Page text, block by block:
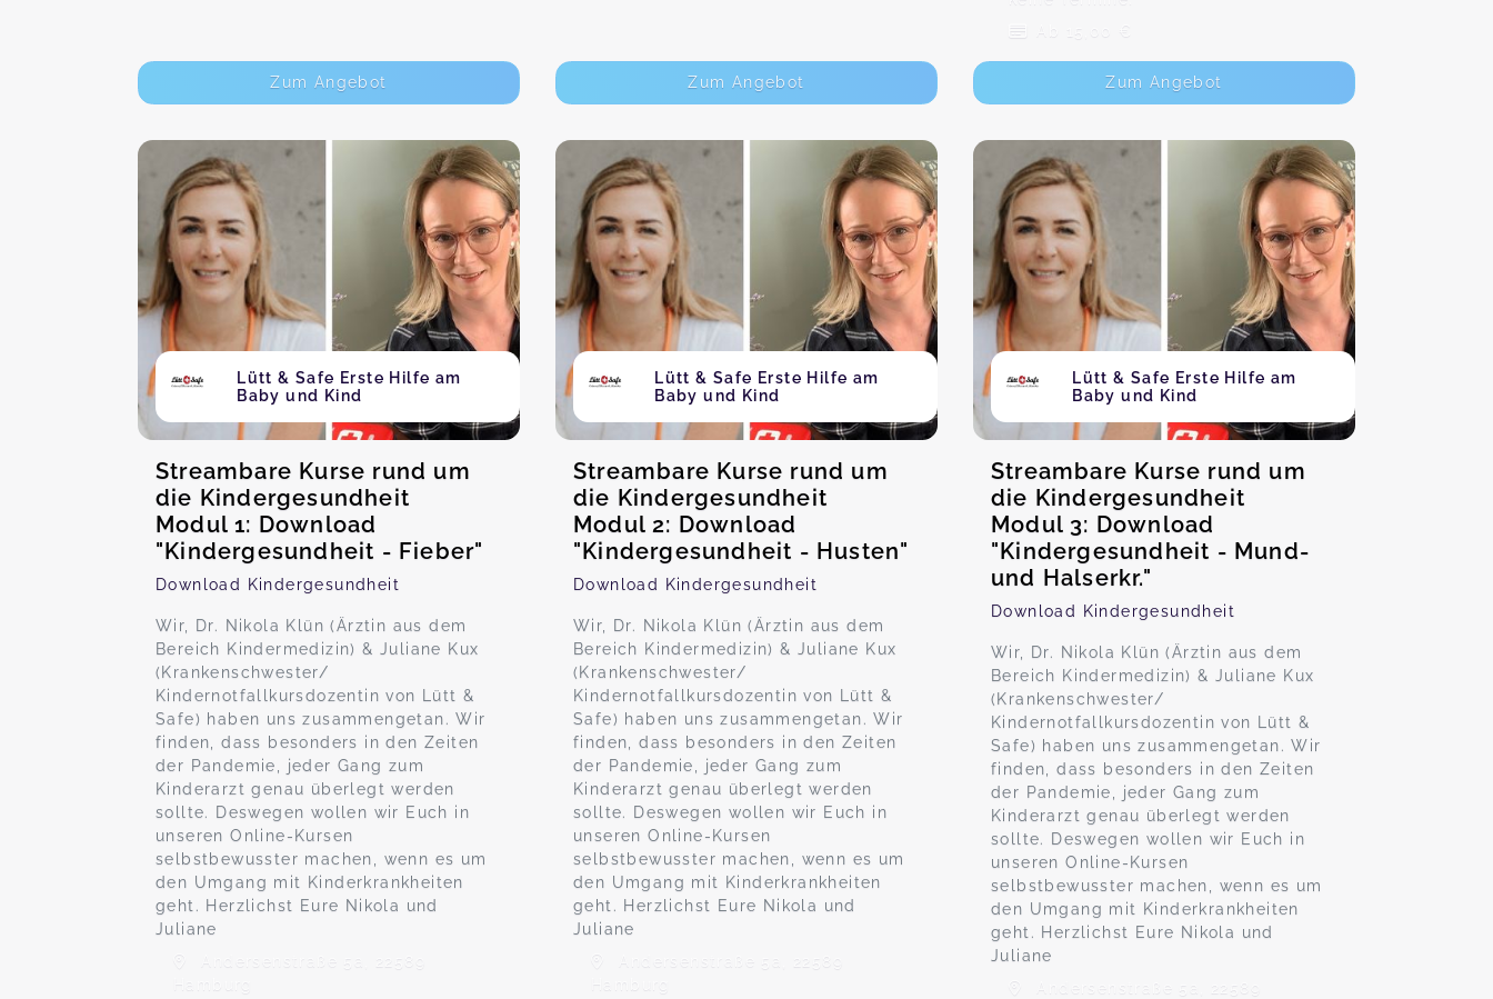
Zum Angebot Zum Angebot
Ab 15,00 €
Zum Angebot
Lütt & Safe Erste Hilfe am
Baby und Kind
Streambare Kurse rund um
die Kindergesundheit
Modul 1: Download
"Kindergesundheit - Fieber"
Download Kindergesundheit
Wir, Dr. Nikola Klün (Ärztin aus dem
Bereich Kindermedizin) & Juliane Kux
(Krankenschwester/
Kindernotfallkursdozentin von Lütt &
Safe) haben uns zusammengetan. Wir
finden, dass besonders in den Zeiten
der Pandemie, jeder Gang zum
Kinderarzt genau überlegt werden
sollte. Deswegen wollen wir Euch in
unseren Online-Kursen
selbstbewusster machen, wenn es um
den Umgang mit Kinderkrankheiten
geht. Herzlichst Eure Nikola und
Juliane
Andersenstraße 5a, 22589
Hamburg
Lütt & Safe Erste Hilfe am
Baby und Kind
Streambare Kurse rund um
die Kindergesundheit
Modul 2: Download
"Kindergesundheit - Husten"
Download Kindergesundheit
Wir, Dr. Nikola Klün (Ärztin aus dem
Bereich Kindermedizin) & Juliane Kux
(Krankenschwester/
Kindernotfallkursdozentin von Lütt &
Safe) haben uns zusammengetan. Wir
finden, dass besonders in den Zeiten
der Pandemie, jeder Gang zum
Kinderarzt genau überlegt werden
sollte. Deswegen wollen wir Euch in
unseren Online-Kursen
selbstbewusster machen, wenn es um
den Umgang mit Kinderkrankheiten
geht. Herzlichst Eure Nikola und
Juliane
Andersenstraße 5a, 22589
Hamburg
Lütt & Safe Erste Hilfe am
Baby und Kind
Streambare Kurse rund um
die Kindergesundheit
Modul 3: Download
"Kindergesundheit - Mund-
und Halserkr."
Download Kindergesundheit
Wir, Dr. Nikola Klün (Ärztin aus dem
Bereich Kindermedizin) & Juliane Kux
(Krankenschwester/
Kindernotfallkursdozentin von Lütt &
Safe) haben uns zusammengetan. Wir
finden, dass besonders in den Zeiten
der Pandemie, jeder Gang zum
Kinderarzt genau überlegt werden
sollte. Deswegen wollen wir Euch in
unseren Online-Kursen
selbstbewusster machen, wenn es um
den Umgang mit Kinderkrankheiten
geht. Herzlichst Eure Nikola und
Juliane
Andersenstraße 5a, 22589